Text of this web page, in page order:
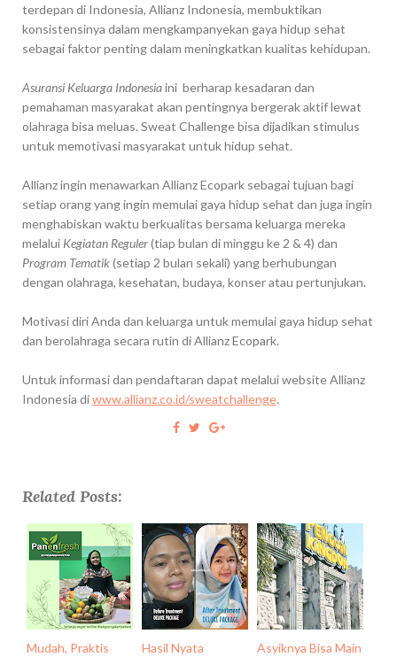
terdepan di Indonesia, Allianz Indonesia, membuktikan
konsistensinya dalam mengkampanyekan gaya hidup sehat
sebagai faktor penting dalam meningkatkan kualitas kehidupan.
Asuransi Keluarga Indonesiaini berharap kesadaran dan
pemahaman masyarakat akan pentingnya bergerak aktif lewat
olahraga bisa meluas. Sweat Challenge bisa dijadikan stimulus
untuk memotivasi masyarakat untuk hidup sehat.
Allianz ingin menawarkan Allianz Ecopark sebagai tujuan bagi
setiap orang yang ingin memulai gaya hidup sehat dan juga ingin
menghabiskan waktu berkualitas bersama keluarga mereka
melalui Kegiatan Reguler(tiap bulan di minggu ke 2 & 4) dan
Program Tematik(setiap 2 bulan sekali) yang berhubungan
dengan olahraga, kesehatan, budaya, konser atau pertunjukan.
Motivasi diri Anda dan keluarga untuk memulai gaya hidup sehat
dan berolahraga secara rutin di Allianz Ecopark.
Untuk informasi dan pendaftaran dapat melalui website Allianz
Indonesia diwww.allianz.co.id/sweatchallenge.
Related Posts:
Mudah, Praktis
Hasil Nyata
Asyiknya Bisa Main